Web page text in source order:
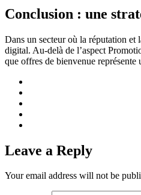
Conclusion : une
Dans un secteur où la réputation et
digital. Au-delà de l’aspect
que offres de bienvenue
Leave a Reply
Your email address will not be